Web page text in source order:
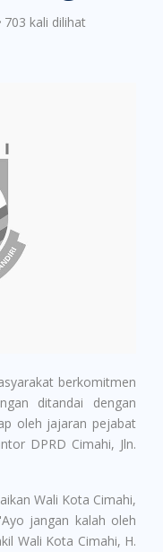
703 kali dilihat
berkomitmen
ditandai dengan
oleh jajaran pejabat
DPRD Cimahi, Jln.
Wali Kota Cimahi,
jangan kalah oleh
Wali Kota Cimahi, H.